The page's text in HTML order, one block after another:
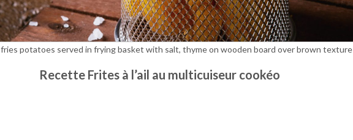
Recette Frites à l’ail au multicuiseur cookéo
potatoes served in frying basket with salt, thyme on wooden board over brown texture